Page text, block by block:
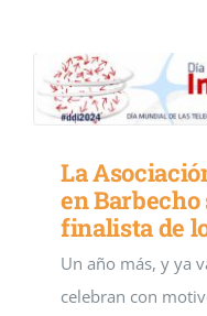
La
en
finalista de
Un año más, y ya
celebran con